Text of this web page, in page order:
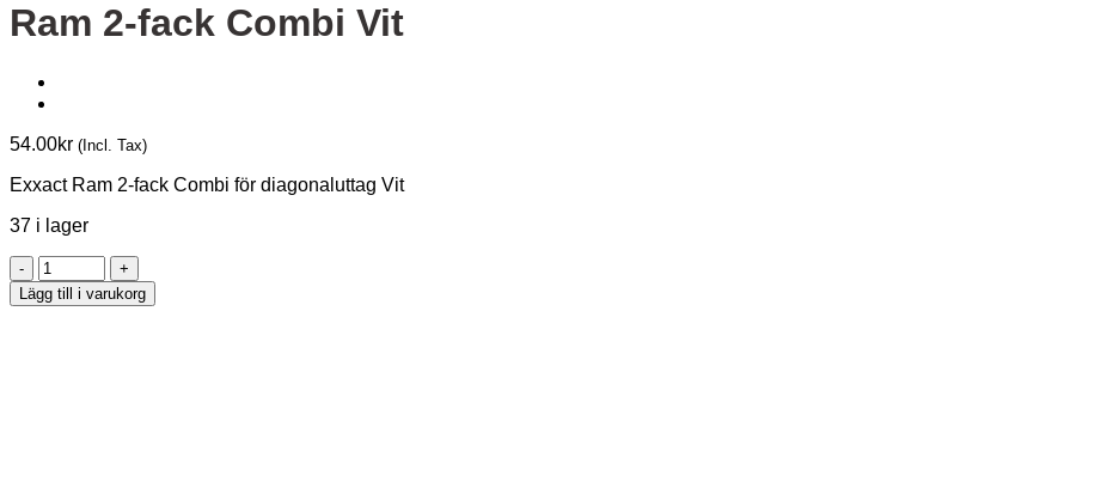
Ram 2-fack Combi Vit
54.00kr (Incl. Tax)
Exxact Ram 2-fack Combi för diagonaluttag Vit
37 i lager
Ram
2-
fack
Lägg till i varukorg